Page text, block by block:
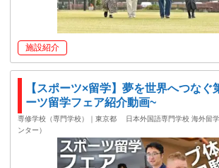
施設紹介
【スポーツ×留学】夢を世界へつなぐ
ーツ留学フェア紹介動画~
専修学校（専門学校）｜東京都
日本外国語専門学校 海外留
ンター）